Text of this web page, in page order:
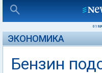
01
ЭКОНОМИКА
Бензин